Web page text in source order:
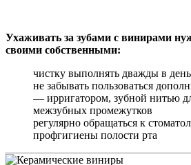
Ухаживать за зубами с винирами
своими собственными:
чистку выполнять дважды в день
не забывать пользоваться
— ирригатором, зубной нитью
межзубных промежутков
регулярно обращаться к
профгигиены полости рта